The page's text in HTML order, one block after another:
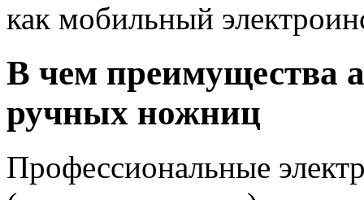
как мобильный
В чем преимущества
ручных ножниц
Профессиональные